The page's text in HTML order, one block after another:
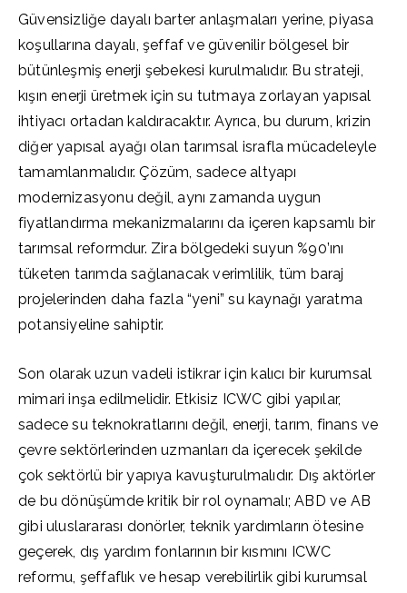
Güvensizliğe dayalı barter anlaşmaları yerine, piyasa
koşullarına dayalı, şeffaf ve güvenilir bölgesel bir
bütünleşmiş enerji şebekesi kurulmalıdır. Bu strateji,
kışın enerji üretmek için su tutmaya zorlayan yapısal
ihtiyacı ortadan kaldıracaktır. Ayrıca, bu durum, krizin
diğer yapısal ayağı olan tarımsal israfla mücadeleyle
tamamlanmalıdır. Çözüm, sadece altyapı
modernizasyonu değil, aynı zamanda uygun
fiyatlandırma mekanizmalarını da içeren kapsamlı bir
tarımsal reformdur. Zira bölgedeki suyun %90’ını
tüketen tarımda sağlanacak verimlilik, tüm baraj
projelerinden daha fazla “yeni” su kaynağı yaratma
potansiyeline sahiptir.
Son olarak uzun vadeli istikrar için kalıcı bir kurumsal
mimari inşa edilmelidir. Etkisiz ICWC gibi yapılar,
sadece su teknokratlarını değil, enerji, tarım, finans ve
çevre sektörlerinden uzmanları da içerecek şekilde
çok sektörlü bir yapıya kavuşturulmalıdır. Dış aktörler
de bu dönüşümde kritik bir rol oynamalı; ABD ve AB
gibi uluslararası donörler, teknik yardımların ötesine
geçerek, dış yardım fonlarının bir kısmını ICWC
reformu, şeffaflık ve hesap verebilirlik gibi kurumsal